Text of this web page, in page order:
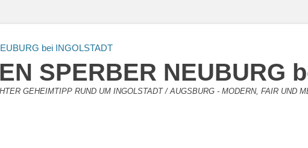
SPERBER NEUBURG
GEHEIMTIPP RUND UM INGOLSTADT / AUGSBURG - MODERN, FAIR UND